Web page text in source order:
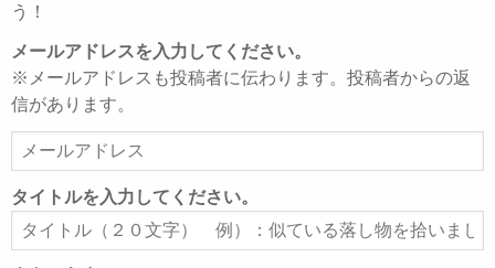
う！
メールアドレスを入力してください。
※メールアドレスも投稿者に伝わります。投稿者からの返
信があります。
ー
ル
ア
ド
タイトルを入力してください。
タ
イ